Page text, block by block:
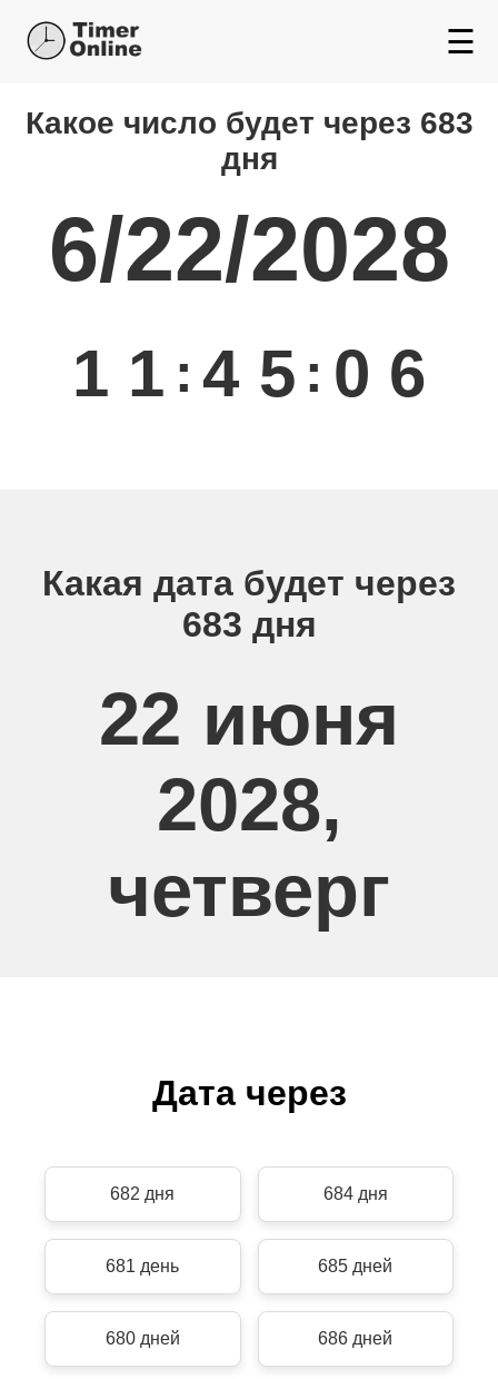
☰
Какой день будет через
Какое число будет через 683
дня
6/22/2028
1 1 : 4 5 : 0 6
Какая дата будет через
683 дня
22 июня
2028,
четверг
Дата через
682 дня 684 дня
681 день 685 дней
680 дней 686 дней